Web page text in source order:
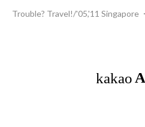
Trouble? Travel!/'05,'11 Singapore